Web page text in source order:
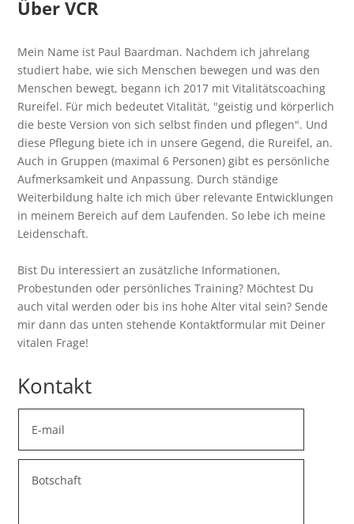
Über VCR
Mein Name ist Paul Baardman. Nachdem ich jahrelang
studiert habe, wie sich Menschen bewegen und was den
Menschen bewegt, begann ich 2017 mit Vitalitätscoaching
Rureifel. Für mich bedeutet Vitalität, "geistig und körperlich
die beste Version von sich selbst finden und pflegen". Und
diese Pflegung biete ich in unsere Gegend, die Rureifel, an.
Auch in Gruppen (maximal 6 Personen) gibt es persönliche
Aufmerksamkeit und Anpassung. Durch ständige
Weiterbildung halte ich mich über relevante Entwicklungen
in meinem Bereich auf dem Laufenden. So lebe ich meine
Leidenschaft.
Bist Du interessiert an zusätzliche Informationen,
Probestunden oder persönliches Training? Möchtest Du
auch vital werden oder bis ins hohe Alter vital sein? Sende
mir dann das unten stehende Kontaktformular mit Deiner
vitalen Frage!
Kontakt